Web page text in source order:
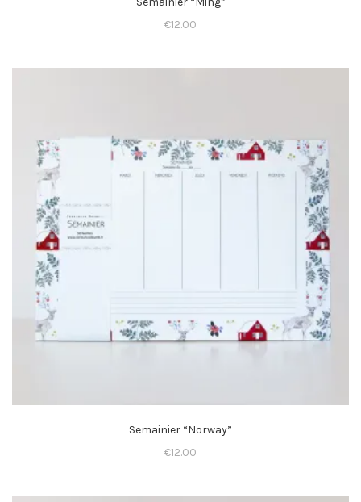
€12.00
Semainier “Norway”
€12.00